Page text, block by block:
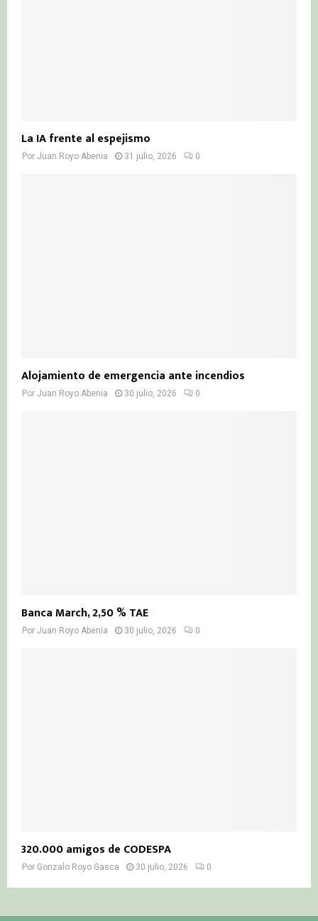
La IA frente al espejismo
Por Juan Royo Abenia 31 julio, 2026 0
Alojamiento de emergencia ante incendios
Por Juan Royo Abenia 30 julio, 2026 0
Banca March, 2,50 % TAE
Por Juan Royo Abenia 30 julio, 2026 0
320.000 amigos de CODESPA
Por Gonzalo Royo Gasca 30 julio, 2026 0